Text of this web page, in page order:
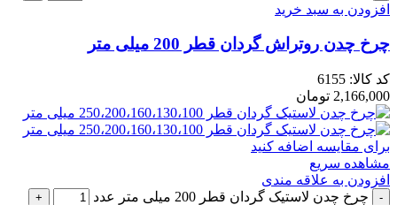
افزودن به سبد خرید
چرخ چدن روتراش گردان قطر 200 میلی متر
کد کالا: 6155
2,166,000 تومان
برای مقایسه اضافه کنید
مشاهده سریع
افزودن به علاقه مندی
چرخ چدن لاستیک گردان قطر 200 میلی متر عدد